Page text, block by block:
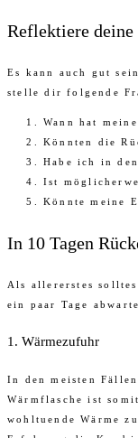
Reflektiere
Es kann auch gut
stelle dir folgende
Wann hat
Könnten die
Habe ich in
Ist
Könnte meine
In 10 Tagen
Als allererstes
ein paar Tage
1. Wärmezufuhr
In den meisten
Wärmflasche ist
wohltuende Wärme